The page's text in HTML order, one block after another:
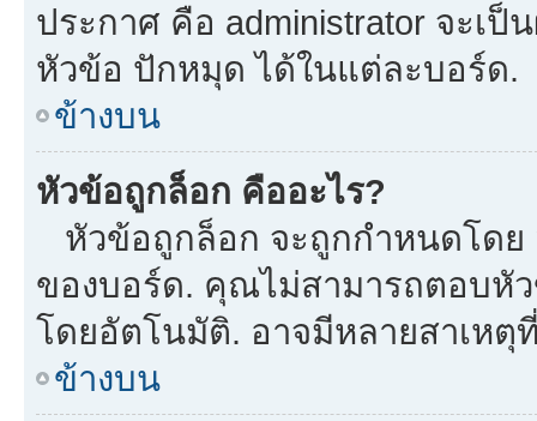
ประกาศ คือ administrator จะเ
หัวข้อ ปักหมุด ได้ในแต่ละบอร์ด.
ข้างบน
หัวข้อถูกล็อก คืออะไร?
หัวข้อถูกล็อก จะถูกกำหนดโดย
ของบอร์ด. คุณไม่สามารถตอบหั
โดยอัตโนมัติ. อาจมีหลายสาเหตุ
ข้างบน